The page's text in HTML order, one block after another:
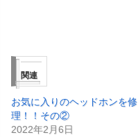
関連
お気に入りのヘッドホンを修
理！！その②
2022年2月6日